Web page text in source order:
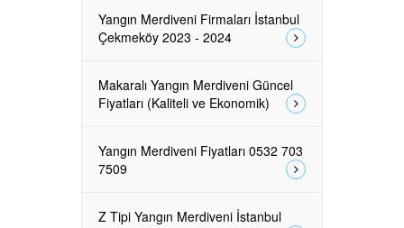
Yangın Merdiveni Firmaları İstanbul
Çekmeköy 2023 - 2024
Makaralı Yangın Merdiveni Güncel
Fiyatları (Kaliteli ve Ekonomik)
Yangın Merdiveni Fiyatları 0532 703
7509
Z Tipi Yangın Merdiveni İstanbul